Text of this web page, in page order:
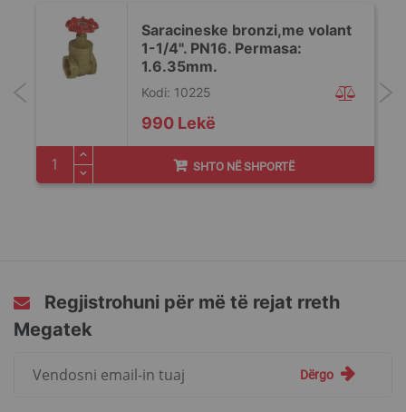
Saracineske bronzi,me volant
1-1/4". PN16. Permasa:
1.6.35mm.
990 Lekë
Kodi: 10225
SHTO NË SHPORTË
Regjistrohuni për më të rejat rreth
Megatek
Dërgo